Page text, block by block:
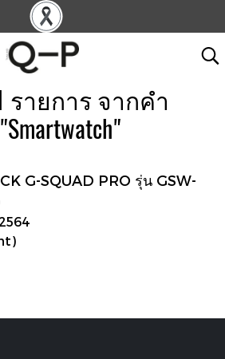
รายการ จากคำ
G-SQUAD PRO รุ่น GSW-